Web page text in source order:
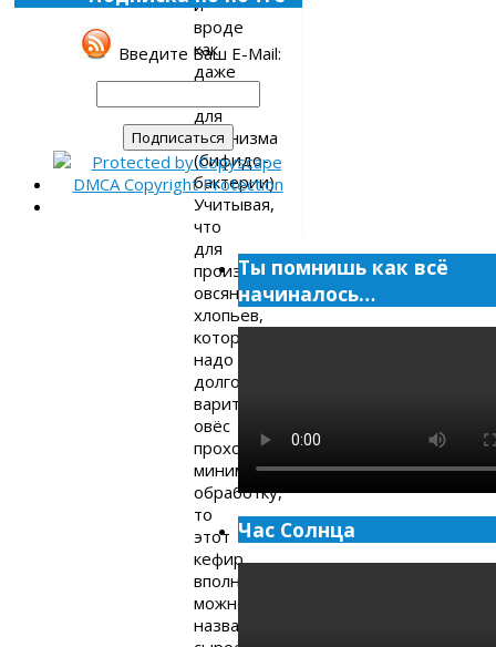
вроде
как
даже
для
организма
(бифидо-
бактерии).
Учитывая,
что
для
производства
овсяных
хлопьев,
которые
надо
долго
варить,
овёс
проходит
минимальную
обработку,
то
этот
кефир
вполне
можно
назвать
Введите Ваш E-Mail:
Ты помнишь как всё
начиналось…
Час Солнца